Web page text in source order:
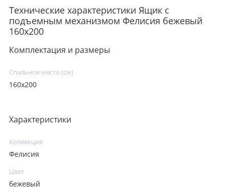
Технические характеристики Ящик с
подъемным механизмом Фелисия бежевый
160х200
Комплектация и размеры
Спальное место (см)
160х200
Характеристики
Коллекция
Фелисия
Цвет
бежевый